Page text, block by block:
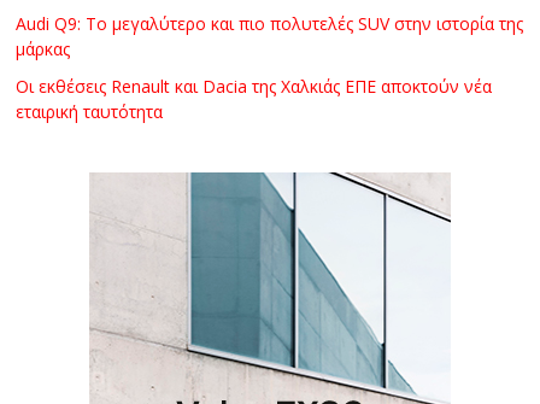
Audi Q9: Το μεγαλύτερο και πιο πολυτελές SUV στην ιστορία της
μάρκας
Οι εκθέσεις Renault και Dacia της Χαλκιάς ΕΠΕ αποκτούν νέα
εταιρική ταυτότητα